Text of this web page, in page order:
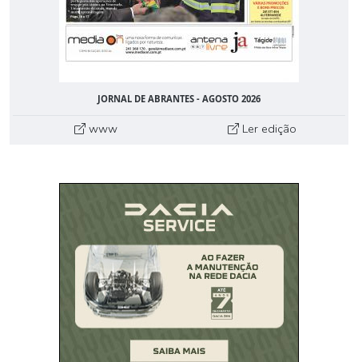
JORNAL DE ABRANTES - AGOSTO 2026
www Ler edição